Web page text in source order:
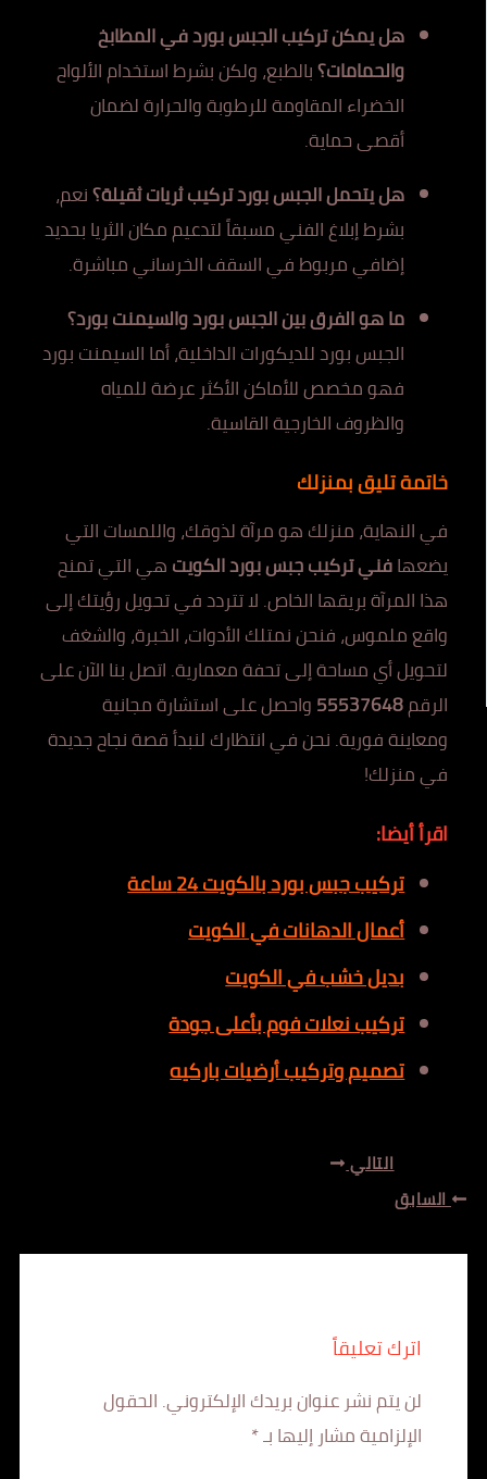
هل يمكن تركيب الجبس بورد في المطابخ
والحمامات؟بالطبع، ولكن بشرط استخدام الألواح
الخضراء المقاومة للرطوبة والحرارة لضمان
أقصى حماية.
هل يتحمل الجبس بورد تركيب ثريات ثقيلة؟نعم،
بشرط إبلاغ الفني مسبقاً لتدعيم مكان الثريا بحديد
إضافي مربوط في السقف الخرساني مباشرة.
ما هو الفرق بين الجبس بورد والسيمنت بورد؟
الجبس بورد للديكورات الداخلية، أما السيمنت بورد
فهو مخصص للأماكن الأكثر عرضة للمياه
والظروف الخارجية القاسية.
خاتمة تليق بمنزلك
في النهاية، منزلك هو مرآة لذوقك، واللمسات التي
يضعهافني تركيب جبس بورد الكويتهي التي تمنح
هذا المرآة بريقها الخاص. لا تتردد في تحويل رؤيتك إلى
واقع ملموس، فنحن نمتلك الأدوات، الخبرة، والشغف
لتحويل أي مساحة إلى تحفة معمارية. اتصل بنا الآن على
الرقم55537648واحصل على استشارة مجانية
ومعاينة فورية. نحن في انتظارك لنبدأ قصة نجاح جديدة
في منزلك!
اقرأ أيضا:
تركيب جبس بورد بالكويت 24 ساعة
أعمال الدهانات في الكويت
بديل خشب في الكويت
تركيب نعلات فوم بأعلى جودة
تصميم وتركيب أرضيات باركيه
السابق
التالي
اترك تعليقاً
لن يتم نشر عنوان بريدك الإلكتروني.الحقول
الإلزامية مشار إليها بـ*